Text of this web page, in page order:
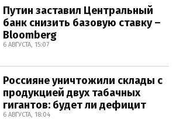
Путин заставил Центральный
банк снизить базовую ставку –
Bloomberg
6 АВГУСТА, 15:07
Россияне уничтожили склады с
продукцией двух табачных
гигантов: будет ли дефицит
6 АВГУСТА, 18:04